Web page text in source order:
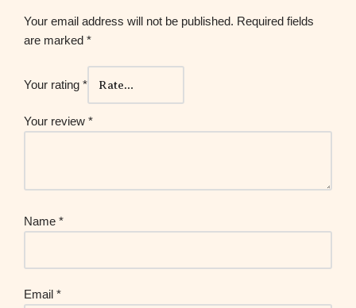
Your email address will not be published. Required fields
are marked *
Your rating *
Your review *
Name *
Email *